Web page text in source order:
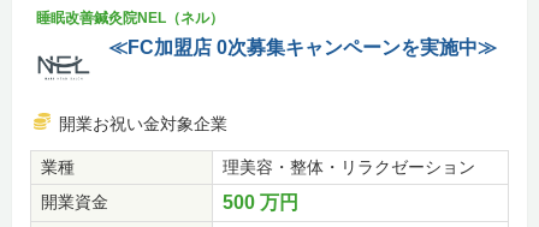
睡眠改善鍼灸院NEL（ネル）
≪FC加盟店 0次募集キャンペーンを実施中≫
開業お祝い金対象企業
業種
理美容・整体・リラクゼーション
開業資金
500 万円